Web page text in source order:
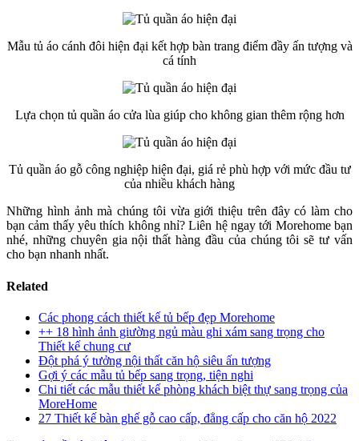
Mẫu tủ áo cánh đôi hiện đại kết hợp bàn trang điểm đầy ấn tượng và
cá tính
Lựa chọn tủ quần áo cửa lùa giúp cho không gian thêm rộng hơn
Tủ quần áo gỗ công nghiệp hiện đại, giá rẻ phù hợp với mức đầu tư
của nhiều khách hàng
Những hình ảnh mà chúng tôi vừa giới thiệu trên đây có làm cho
bạn cảm thấy yêu thích không nhỉ? Liên hệ ngay tới Morehome bạn
nhé, những chuyên gia nội thất hàng đầu của chúng tôi sẽ tư vấn
cho bạn nhanh nhất.
Related
Các phong cách thiết kế tủ bếp đẹp Morehome
++ 18 hình ảnh giường ngủ màu ghi xám sang trọng cho
Thiết kế chung cư
Đột phá ý tưởng nội thất căn hộ siêu ấn tượng
Gợi ý các mẫu tủ bếp sang trọng, tiện nghi
Chi tiết các mẫu thiết kế phòng khách biệt thự sang trọng của
MoreHome
27 Thiết kế bàn ghế gỗ cao cấp, đẳng cấp cho căn hộ 2022